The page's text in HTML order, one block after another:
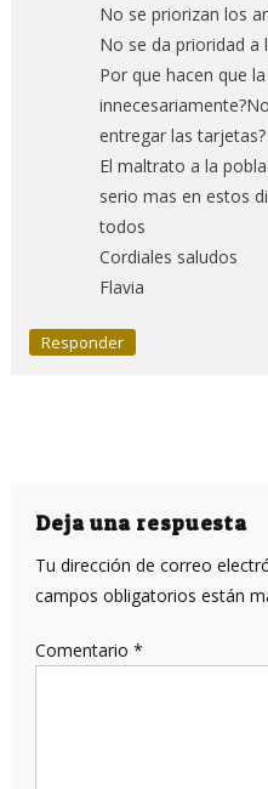
No se priorizan los
No se da prioridad a
Por que hacen que
entregar las tarjetas?
El maltrato a la
serio mas en estos
todos
Cordiales saludos
Flavia
Responder
Deja una respuesta
Tu dirección de correo
campos obligatorios están
Comentario *